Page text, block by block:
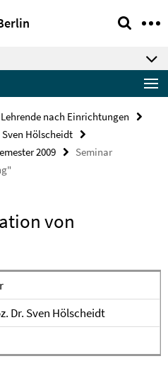
Lehrende nach Einrichtungen
Sven Hölscheidt
2009
Seminar
von
Dr. Sven Hölscheidt